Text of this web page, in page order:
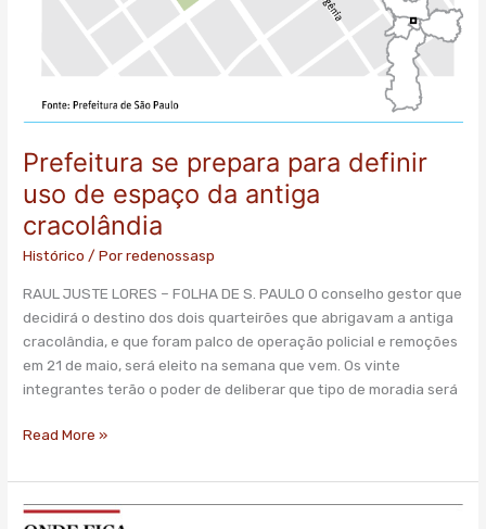
Prefeitura se prepara para definir
uso de espaço da antiga
cracolândia
Histórico / Porredenossasp
RAUL JUSTE LORES – FOLHA DE S. PAULO O conselho gestor que
decidirá o destino dos dois quarteirões que abrigavam a antiga
cracolândia, e que foram palco de operação policial e remoções
em 21 de maio, será eleito na semana que vem. Os vinte
integrantes terão o poder de deliberar que tipo de moradia será
Read More »
Dependentes